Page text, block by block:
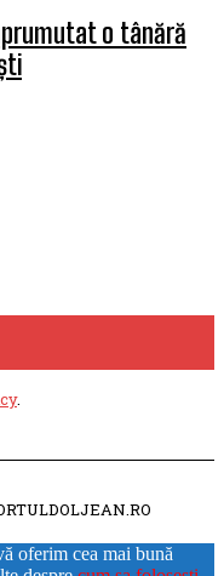
o tânără
.
oferim cea mai bună